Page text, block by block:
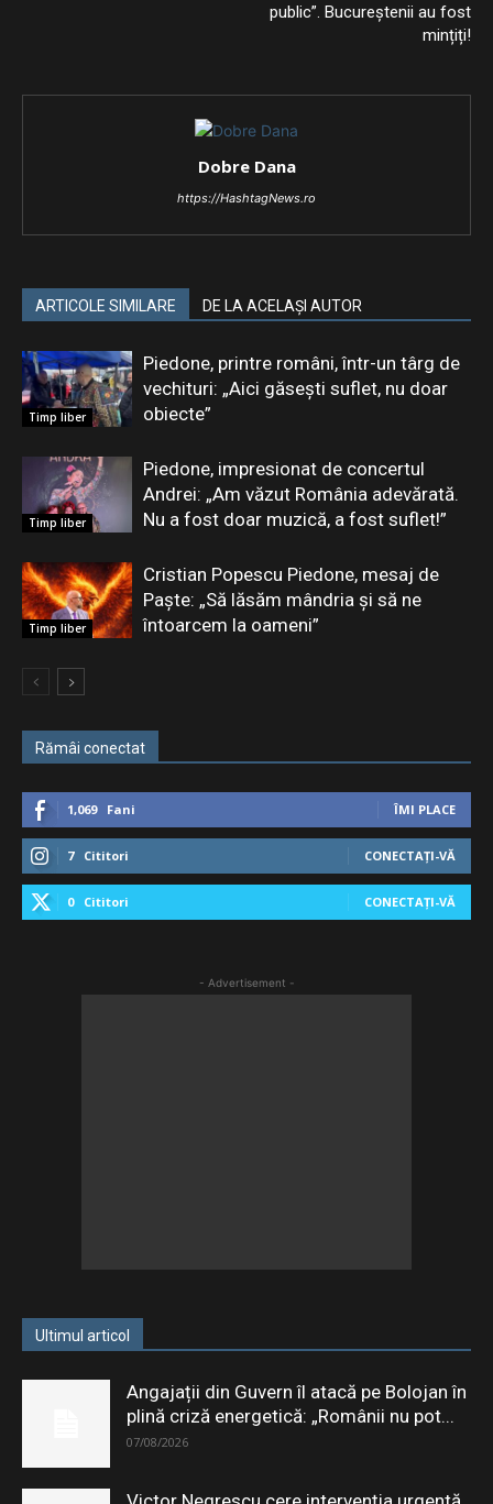
public”. Bucureștenii au fost
mințiți!
Dobre Dana
https://HashtagNews.ro
ARTICOLE SIMILARE DE LA ACELAȘI AUTOR
Timp liber
Piedone, printre români, într-un târg de
vechituri: „Aici găsești suflet, nu doar
obiecte”
Timp liber
Piedone, impresionat de concertul
Andrei: „Am văzut România adevărată.
Nu a fost doar muzică, a fost suflet!”
Timp liber
Cristian Popescu Piedone, mesaj de
Paște: „Să lăsăm mândria și să ne
întoarcem la oameni”
Rămâi conectat
1,069 Fani ÎMI PLACE
7 Cititori CONECTAȚI-VĂ
0 Cititori CONECTAȚI-VĂ
- Advertisement -
Ultimul articol
Angajații din Guvern îl atacă pe Bolojan în
plină criză energetică: „Românii nu pot...
07/08/2026